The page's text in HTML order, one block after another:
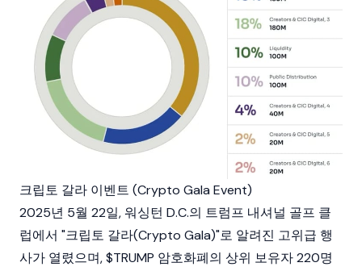
크립토 갈라 이벤트 (Crypto Gala Event)
2025년 5월 22일, 워싱턴 D.C.의 트럼프 내셔널 골프 클
럽에서 "크립토 갈라(Crypto Gala)"로 알려진 고위급 행
사가 열렸으며, $TRUMP 암호화폐의 상위 보유자 220명